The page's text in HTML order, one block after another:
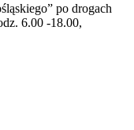
po drogach
6.00 -18.00,